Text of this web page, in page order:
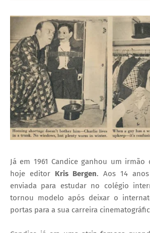
Já em 1961 Candice ganhou um
hoje editor Kris Bergen. Aos 14
enviada para estudar no colégio
tornou modelo após deixar o
portas para a sua carreira